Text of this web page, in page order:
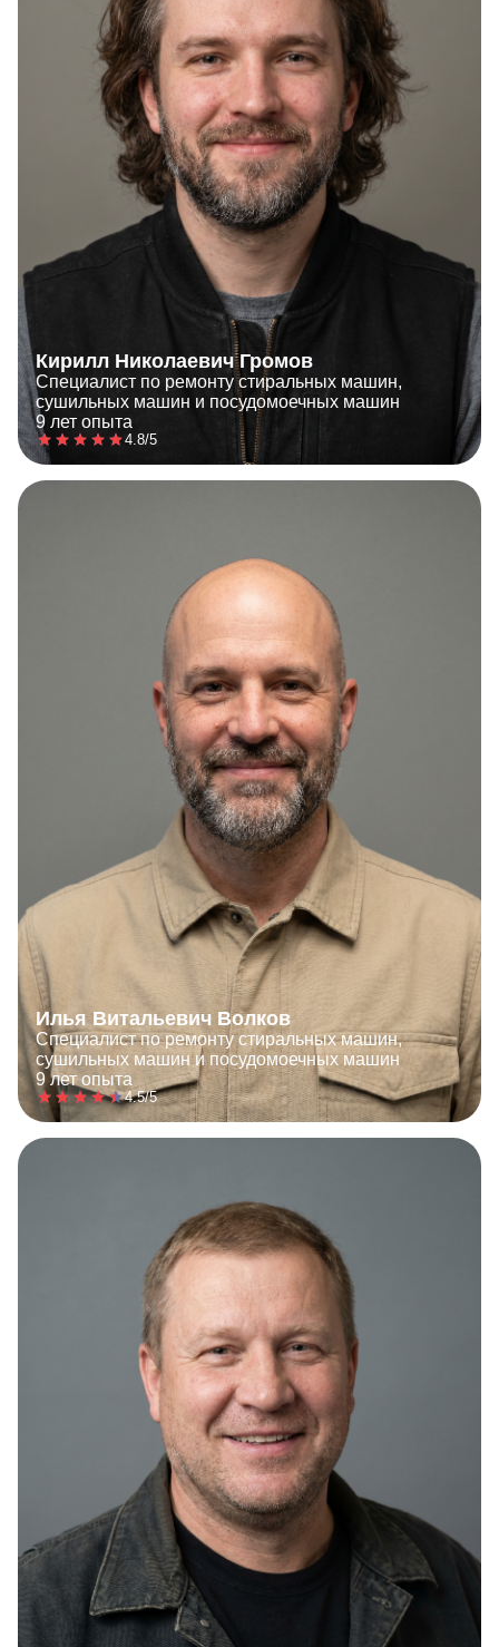
Кирилл Николаевич Громов
Специалист по ремонту стиральных машин,
сушильных машин и посудомоечных машин
9 лет опыта
4.8/5
Илья Витальевич Волков
Специалист по ремонту стиральных машин,
сушильных машин и посудомоечных машин
9 лет опыта
4.5/5